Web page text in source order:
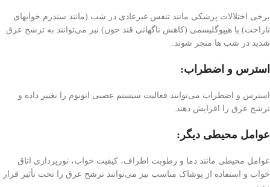
برخی اختلالات پزشکی مانند تنفس غیرعادی در شب (مانند سندرم خوابهای
ناراحت) یا هیپوگلیسمی (کاهش ناگهانی قند خون) نیز می‌توانند به ترشح عرق
شدید در شب ها منجر شوند.
استرس و اضطراب:
استرس و اضطراب می‌توانند فعالیت سیستم عصبی اتونوم را تغییر داده و
ترشح عرق را افزایش دهند.
عوامل محیطی دیگر:
عوامل محیطی مانند دما و رطوبت اطراف، کیفیت خواب، نورپردازی اتاق
خواب و استفاده از پوشاک مناسب نیز می‌توانند ترشح عرق را تحت تأثیر قرار